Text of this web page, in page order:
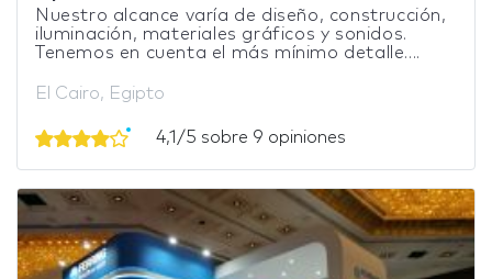
Nuestro alcance varía de diseño, construcción,
iluminación, materiales gráficos y sonidos.
Tenemos en cuenta el más mínimo detalle....
El Cairo, Egipto
4,1/5 sobre 9 opiniones